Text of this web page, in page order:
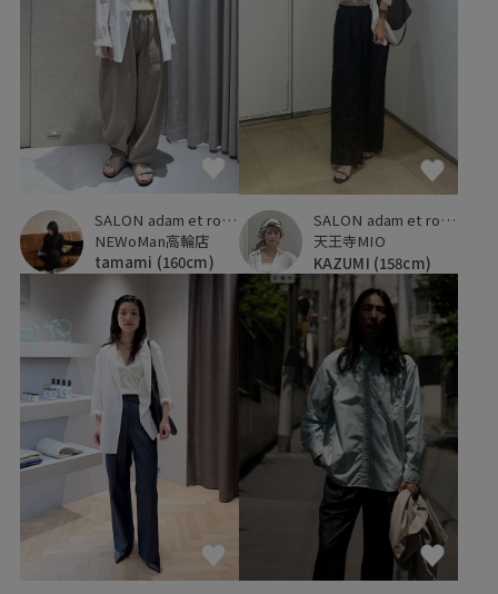
SALON adam et ropé
NEWoMan高輪店
tamami (160cm)
SALON adam et ropé
天王寺MIO
KAZUMI (158cm)